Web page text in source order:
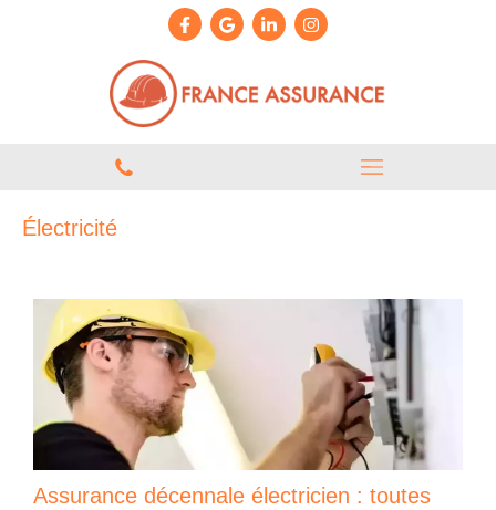
Électricité
Assurance décennale électricien : toutes